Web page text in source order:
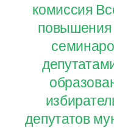
комиссия
повышения
депутатов